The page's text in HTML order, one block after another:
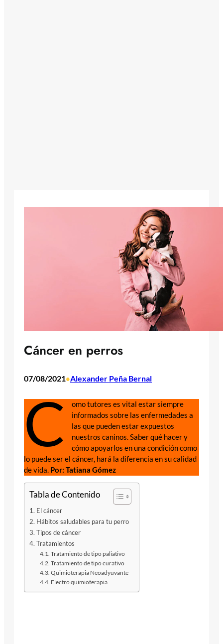
Cáncer en perros
07/08/2021•Alexander Peña Bernal
C
omo tutores es vital estar siempre
informados sobre las enfermedades a
las que pueden estar expuestos
nuestros caninos. Saber qué hacer y
cómo apoyarlos en una condición como
lo puede ser el cáncer, hará la diferencia en su calidad
de vida. Por: Tatiana Gómez
Tabla de Contenido
El cáncer
Hábitos saludables para tu perro
Tipos de cáncer
Tratamientos
Tratamiento de tipo paliativo
Tratamiento de tipo curativo
Quimioterapia Neoadyuvante
Electro quimioterapia